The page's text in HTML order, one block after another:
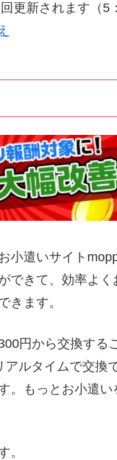
更新されます（5
小遣いサイト
できて、効率よ
きます。
円から交換する
ルタイムで交換
。もっとお小遣
。